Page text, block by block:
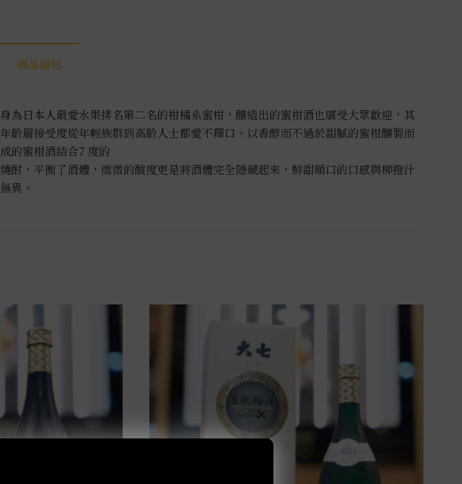
商品描述
身為日本人最愛水果排名第二名的柑橘系蜜柑，釀造出的蜜柑酒也廣受大眾歡迎，其
年齡層接受度從年輕族群到高齡人士都愛不釋口。以香醇而不過於甜膩的蜜柑釀製而
成的蜜柑酒結合7 度的
燒酎，平衡了酒體，微微的酸度更是將酒體完全隱藏起來，鮮甜順口的口感與柳橙汁
無異。
×